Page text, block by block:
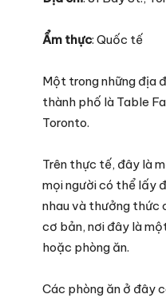
Ẩm thực: Quốc tế
Một trong những địa
thành phố là Table
Toronto.
Trên thực tế, đây là
mọi người có thể lấy
nhau và thưởng thức
cơ bản, nơi đây là
hoặc phòng ăn.
Các phòng ăn ở đây